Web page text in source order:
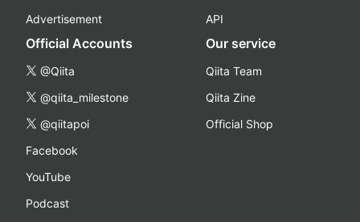
Advertisement
API
Official Accounts
@Qiita
@qiita_milestone
@qiitapoi
Facebook
YouTube
Podcast
Our service
Qiita Team
Qiita Zine
Official Shop